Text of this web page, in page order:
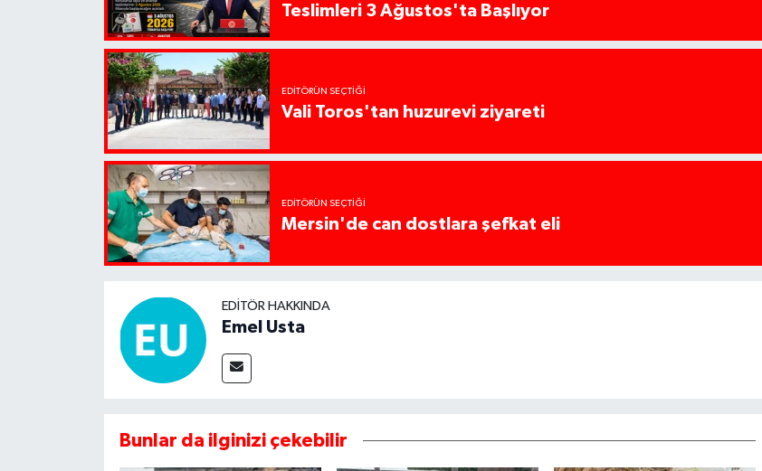
Teslimleri 3 Ağustos'ta Başlıyor
EDITÖRÜN SEÇTIĞI
Vali Toros'tan huzurevi ziyareti
EDITÖRÜN SEÇTIĞI
Mersin'de can dostlara şefkat eli
EDITÖR HAKKINDA
Emel Usta
Bunlar da ilginizi çekebilir